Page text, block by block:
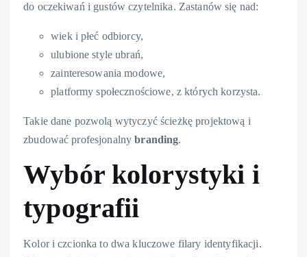
do oczekiwań i gustów czytelnika. Zastanów się nad:
wiek i płeć odbiorcy,
ulubione style ubrań,
zainteresowania modowe,
platformy społecznościowe, z których korzysta.
Takie dane pozwolą wytyczyć ścieżkę projektową i
zbudować profesjonalnybranding.
Wybór kolorystyki i
typografii
Kolor i czcionka to dwa kluczowe filary identyfikacji.